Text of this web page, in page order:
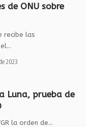
de ONU sobre
recibe las
…
2023
Luna, prueba de
la orden de…